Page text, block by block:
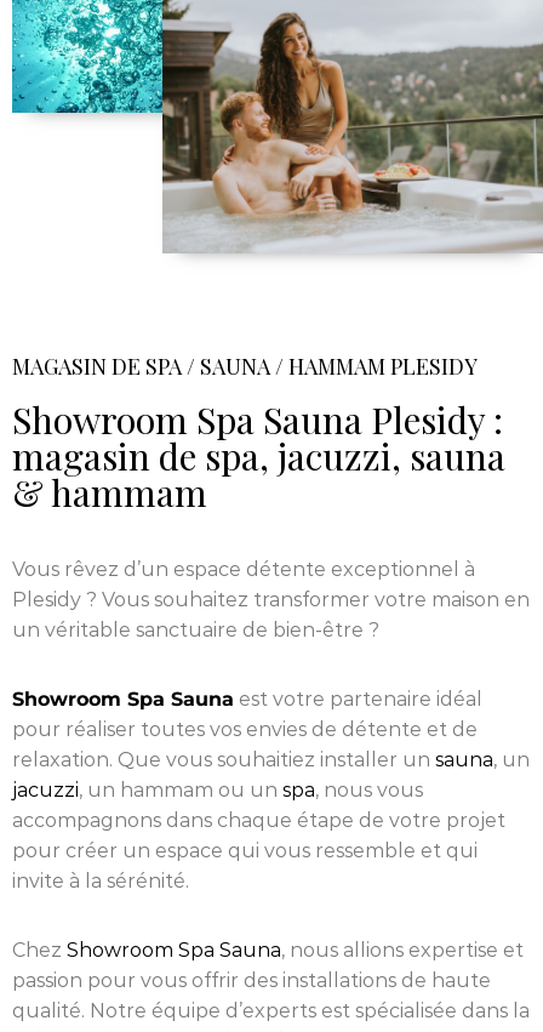
MAGASIN DE SPA / SAUNA / HAMMAM PLESIDY
Showroom Spa Sauna Plesidy :
magasin de spa, jacuzzi, sauna
& hammam
Vous rêvez d’un espace détente exceptionnel à
Plesidy ? Vous souhaitez transformer votre maison en
un véritable sanctuaire de bien-être ?
Showroom Spa Sauna est votre partenaire idéal
pour réaliser toutes vos envies de détente et de
relaxation. Que vous souhaitiez installer un sauna, un
jacuzzi, un hammam ou un spa, nous vous
accompagnons dans chaque étape de votre projet
pour créer un espace qui vous ressemble et qui
invite à la sérénité.
Chez Showroom Spa Sauna, nous allions expertise et
passion pour vous offrir des installations de haute
qualité. Notre équipe d’experts est spécialisée dans la